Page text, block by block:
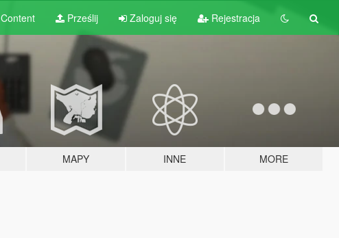
Content Prześlij Zaloguj się Rejestracja
MAPY INNE MORE